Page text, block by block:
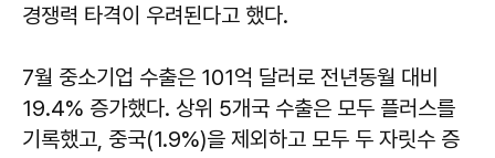
경쟁력 타격이 우려된다고 했다.
7월 중소기업 수출은 101억 달러로 전년동월 대비
19.4% 증가했다. 상위 5개국 수출은 모두 플러스를
기록했고, 중국(1.9%)을 제외하고 모두 두 자릿수 증